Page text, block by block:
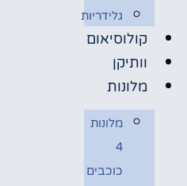
גלידריות
קולוסיאום
וותיקן
מלונות
מלונות
4
כוכבים